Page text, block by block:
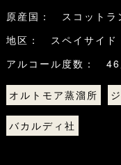
原産国： スコットラ
地区： スペイサイド
アルコール度数： 46
オルトモア蒸溜所
バカルディ社